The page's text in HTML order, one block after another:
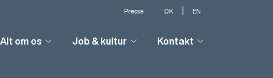
Presse DK EN
Alt om os Job & kultur Kontakt